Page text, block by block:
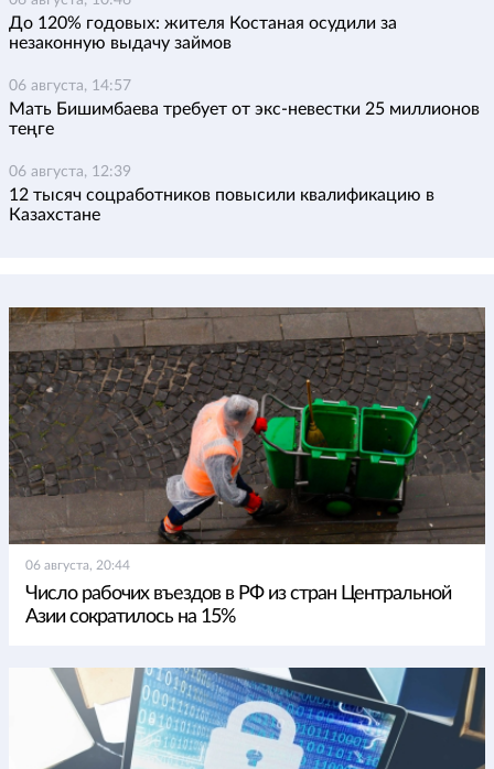
До 120% годовых: жителя Костаная осудили за
незаконную выдачу займов
06 августа, 14:57
Мать Бишимбаева требует от экс-невестки 25 миллионов
теңге
06 августа, 12:39
12 тысяч соцработников повысили квалификацию в
Казахстане
06 августа, 20:44
Число рабочих въездов в РФ из стран Центральной
Азии сократилось на 15%